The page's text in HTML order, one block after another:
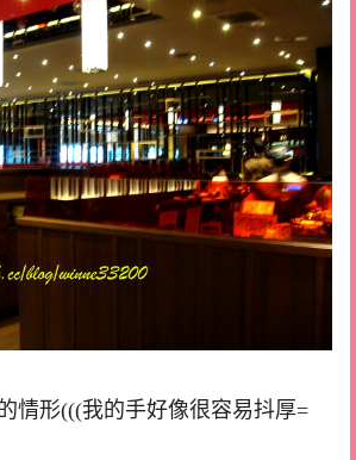
情形(((我的手好像很容易抖厚=